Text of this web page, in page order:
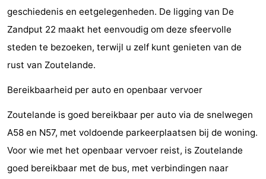
de
Mantelingen
Domburg
-
Westkapelle
Nature
Walcherse
bos
-
Dishoek
-
Vlissingen
-
Middelburg
Zeeuws-
Vlaanderen
-
geschiedenis en eetgelegenheden. De ligging van De
Zandput 22 maakt het eenvoudig om deze sfeervolle
steden te bezoeken, terwijl u zelf kunt genieten van de
rust van Zoutelande.
Bereikbaarheid per auto en openbaar vervoer
Zoutelande is goed bereikbaar per auto via de snelwegen
A58 en N57, met voldoende parkeerplaatsen bij de woning.
Voor wie met het openbaar vervoer reist, is Zoutelande
goed bereikbaar met de bus, met verbindingen naar